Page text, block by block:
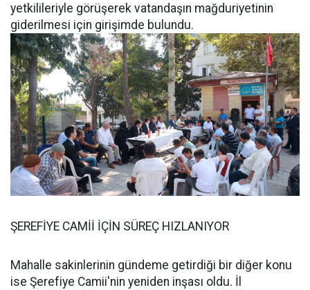
yetkilileriyle görüşerek vatandaşın mağduriyetinin
giderilmesi için girişimde bulundu.
ŞEREFİYE CAMİİ İÇİN SÜREÇ HIZLANIYOR
Mahalle sakinlerinin gündeme getirdiği bir diğer konu
ise Şerefiye Camii'nin yeniden inşası oldu. İl